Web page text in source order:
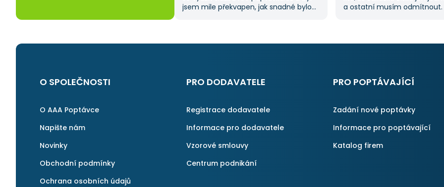
jsem mile překvapen, jak snadné bylo
moje očekávání a určitě se
a ostatní musím odmítnout.
začněte tady :-)
O SPOLEČNOSTI
O AAA Poptávce
Napište nám
Novinky
Obchodní podmínky
Ochrana osobních údajů
PRO DODAVATELE
Registrace dodavatele
Informace pro dodavatele
Vzorové smlouvy
Centrum podnikání
PRO POPTÁVAJÍCÍ
Zadání nové poptávky
Informace pro poptávající
Katalog firem